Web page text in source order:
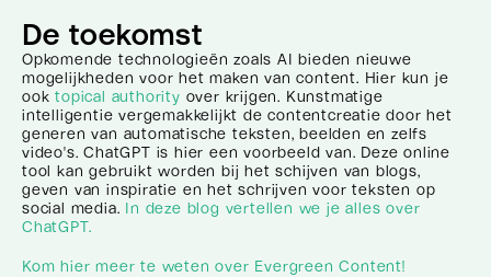
De toekomst
Opkomende technologieën zoals AI bieden nieuwe
mogelijkheden voor het maken van content. Hier kun je
ooktopical authority over krijgen. Kunstmatige
intelligentie vergemakkelijkt de contentcreatie door het
generen van automatische teksten, beelden en zelfs
video's. ChatGPT is hier een voorbeeld van. Deze online
tool kan gebruikt worden bij het schijven van blogs,
geven van inspiratie en het schrijven voor teksten op
social media. In deze blog vertellen we je alles over
ChatGPT.
Kom hier meer te weten over Evergreen Content!